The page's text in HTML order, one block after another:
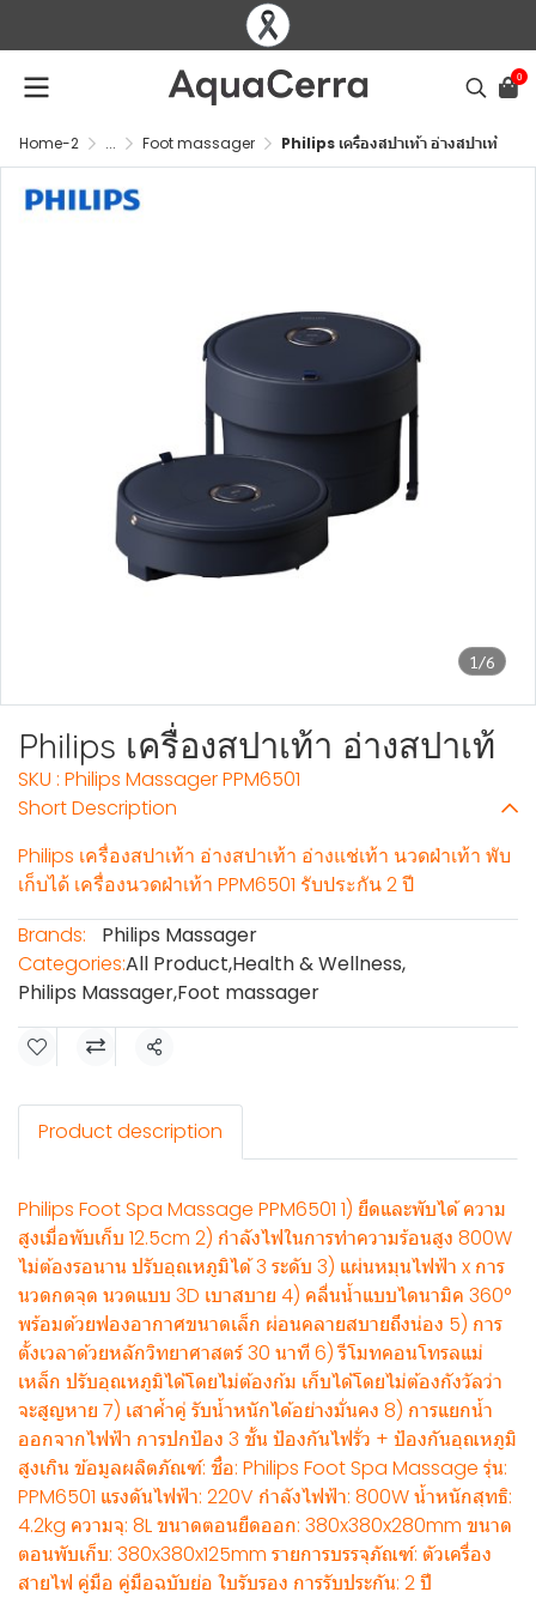
0
Home-2 ... Foot massager Philips เครื่องสปาเท้า อ่างสปาเท้
1/6
Philips เครื่องสปาเท้า อ่างสปาเท้
SKU : Philips Massager PPM6501
Short Description
Philips เครื่องสปาเท้า อ่างสปาเท้า อ่างแช่เท้า นวดฝ่าเท้า พับ
เก็บได้ เครื่องนวดฝ่าเท้า PPM6501 รับประกัน 2 ปี
Brands:
Philips Massager
Categories:All Product,Health & Wellness,
Philips Massager,Foot massager
Share
Product description
Philips Foot Spa Massage PPM6501 1) ยืดและพับได้ ความ
สูงเมื่อพับเก็บ 12.5cm 2) กำลังไฟในการทำความร้อนสูง 800W
ไม่ต้องรอนาน ปรับอุณหภูมิได้ 3 ระดับ 3) แผ่นหมุนไฟฟ้า x การ
นวดกดจุด นวดแบบ 3D เบาสบาย 4) คลื่นน้ำแบบไดนามิค 360°
พร้อมด้วยฟองอากาศขนาดเล็ก ผ่อนคลายสบายถึงน่อง 5) การ
ตั้งเวลาด้วยหลักวิทยาศาสตร์ 30 นาที 6) รีโมทคอนโทรลแม่
เหล็ก ปรับอุณหภูมิได้โดยไม่ต้องก้ม เก็บได้โดยไม่ต้องกังวัลว่า
จะสูญหาย 7) เสาค้ำคู่ รับน้ำหนักได้อย่างมั่นคง 8) การแยกน้ำ
ออกจากไฟฟ้า การปกป้อง 3 ชั้น ป้องกันไฟรั่ว + ป้องกันอุณหภูมิ
สูงเกิน ข้อมูลผลิตภัณฑ์: ชื่อ: Philips Foot Spa Massage รุ่น:
PPM6501 แรงดันไฟฟ้า: 220V กำลังไฟฟ้า: 800W น้ำหนักสุทธิ:
4.2kg ความจุ: 8L ขนาดตอนยืดออก: 380x380x280mm ขนาด
ตอนพับเก็บ: 380x380x125mm รายการบรรจุภัณฑ์: ตัวเครื่อง
สายไฟ คู่มือ คู่มือฉบับย่อ ใบรับรอง การรับประกัน: 2 ปี